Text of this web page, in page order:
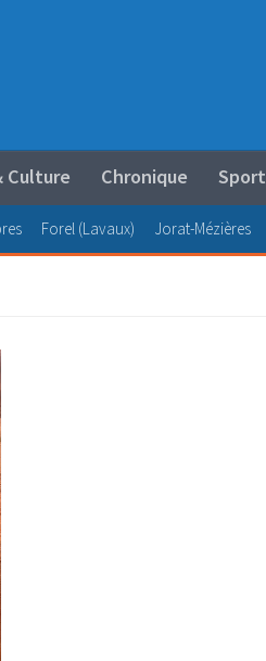
Culture Chronique Sport
Forel (Lavaux) Jorat-Mézières